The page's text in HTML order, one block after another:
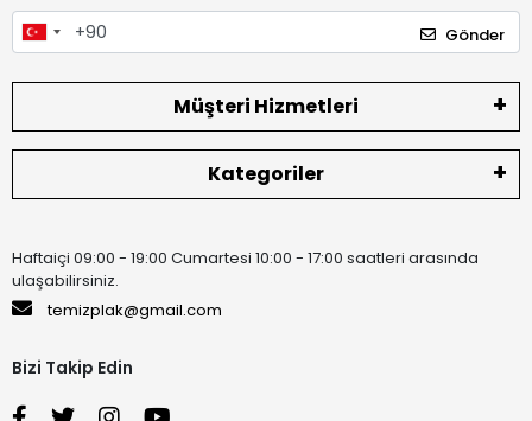
Gönder
Müşteri Hizmetleri
Kategoriler
Haftaiçi 09:00 - 19:00 Cumartesi 10:00 - 17:00 saatleri arasında
ulaşabilirsiniz.
temizplak@gmail.com
Bizi Takip Edin